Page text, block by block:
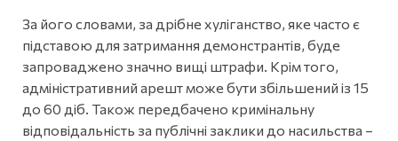
За його словами, за дрібне хуліганство, яке часто є
підставою для затримання демонстрантів, буде
запроваджено значно вищі штрафи. Крім того,
адміністративний арешт може бути збільшений із 15
до 60 діб. Також передбачено кримінальну
відповідальність за публічні заклики до насильства –